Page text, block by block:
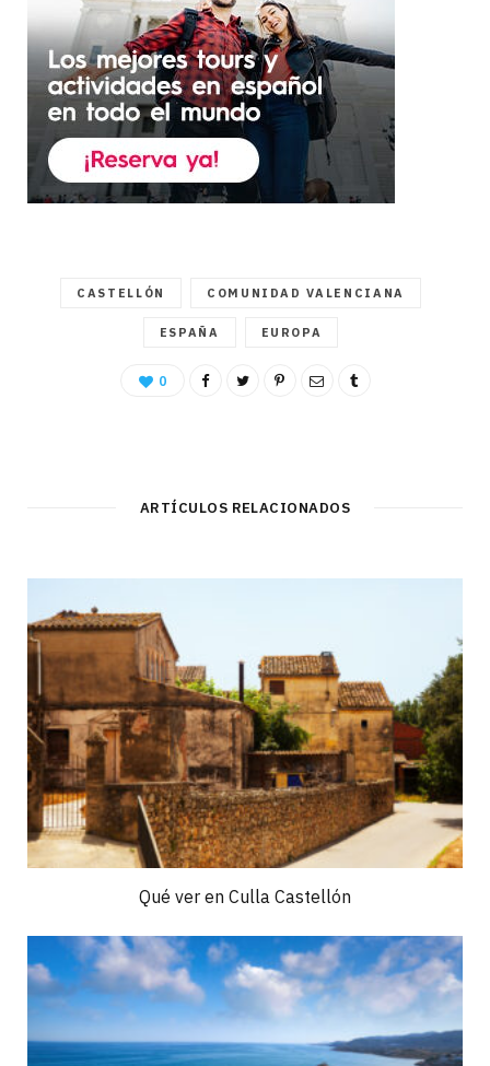
CASTELLÓN COMUNIDAD VALENCIANA
ESPAÑA EUROPA
0
ARTÍCULOS RELACIONADOS
Qué ver en Culla Castellón